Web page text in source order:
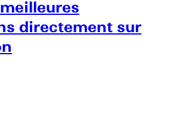
directement sur